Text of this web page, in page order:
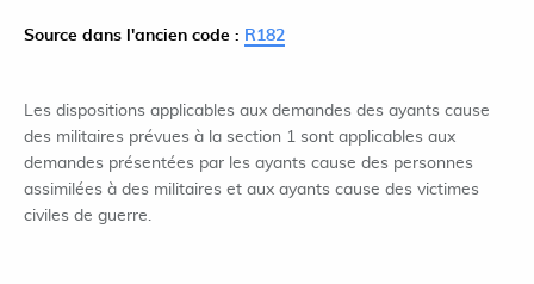
Source dans l'ancien code : R182
Les dispositions applicables aux demandes des ayants cause
des militaires prévues à la section 1 sont applicables aux
demandes présentées par les ayants cause des personnes
assimilées à des militaires et aux ayants cause des victimes
civiles de guerre.